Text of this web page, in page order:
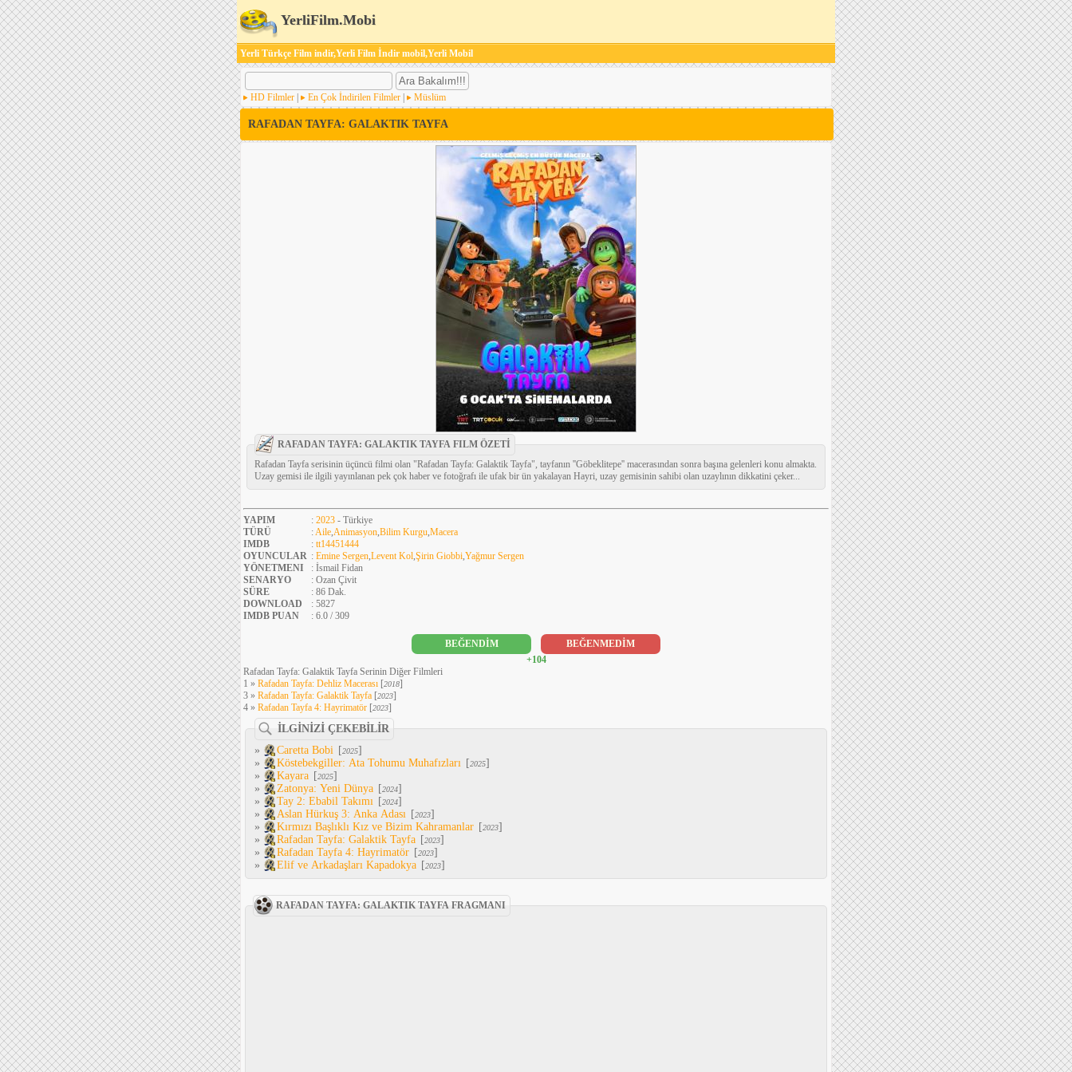
YerliFilm.Mobi
Yerli Türkçe Film indir,Yerli Film İndir mobil,Yerli Mobil
HD Filmler En Çok İndirilen Filmler Müslüm
RAFADAN TAYFA: GALAKTIK TAYFA
RAFADAN TAYFA: GALAKTIK TAYFA FILM ÖZETİ
Rafadan Tayfa serisinin üçüncü filmi olan "Rafadan Tayfa: Galaktik Tayfa", tayfanın ''Göbeklitepe'' macerasından sonra başına gelenleri konu almakta.
Uzay gemisi ile ilgili yayınlanan pek çok haber ve fotoğrafı ile ufak bir ün yakalayan Hayri, uzay gemisinin sahibi olan uzaylının dikkatini çeker...
YAPIM : 2023 - Türkiye
TÜRÜ
: Aile Animasyon Bilim Kurgu Macera
IMDB
: tt14451444
OYUNCULAR : Emine Sergen Levent Kol Şirin Giobbi Yağmur Sergen
YÖNETMENI
: İsmail Fidan
SENARYO
: Ozan Çivit
SÜRE
: 86 Dak.
DOWNLOAD
: 5827
IMDB PUAN
: 6.0 / 309
BEĞENDİM
BEĞENMEDİM
+104
Rafadan Tayfa: Galaktik Tayfa Serinin Diğer Filmleri
1 » Rafadan Tayfa: Dehliz Macerası [2018]
3 » Rafadan Tayfa: Galaktik Tayfa [2023]
4 » Rafadan Tayfa 4: Hayrimatör [2023]
İLGİNİZİ ÇEKEBİLİR
»
Caretta Bobi [2025]
»
Köstebekgiller: Ata Tohumu Muhafızları [2025]
»
Kayara [2025]
»
Zatonya: Yeni Dünya [2024]
»
Tay 2: Ebabil Takımı [2024]
»
Aslan Hürkuş 3: Anka Adası [2023]
»
Kırmızı Başlıklı Kız ve Bizim Kahramanlar [2023]
»
Rafadan Tayfa: Galaktik Tayfa [2023]
»
Rafadan Tayfa 4: Hayrimatör [2023]
»
Elif ve Arkadaşları Kapadokya [2023]
RAFADAN TAYFA: GALAKTIK TAYFA FRAGMANI